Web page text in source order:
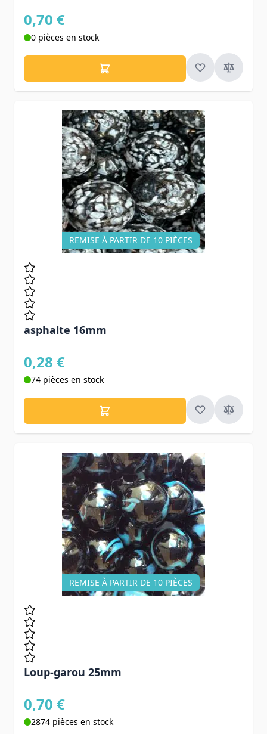
0,70 €
0 pièces en stock
REMISE À PARTIR DE 10 PIÈCES
asphalte 16mm
0,28 €
74 pièces en stock
REMISE À PARTIR DE 10 PIÈCES
Loup-garou 25mm
0,70 €
2874 pièces en stock